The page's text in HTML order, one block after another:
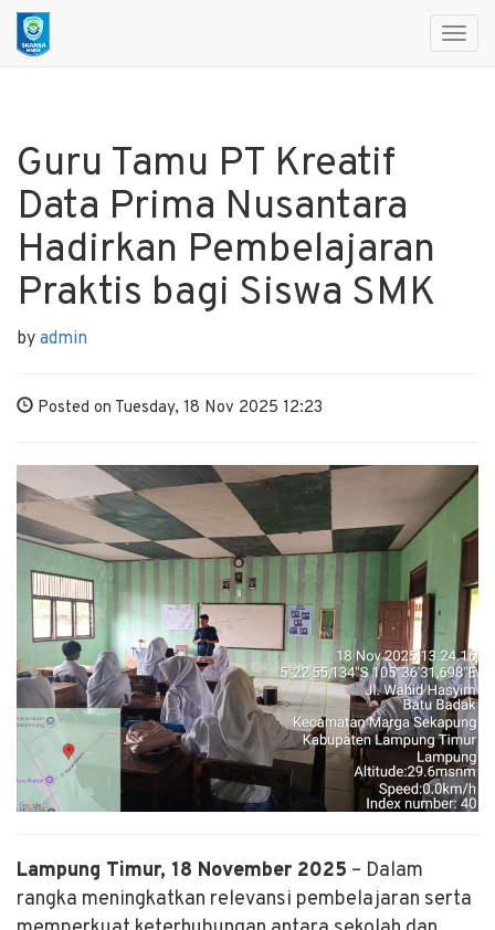
Guru Tamu PT Kreatif
Data Prima Nusantara
Hadirkan Pembelajaran
Praktis bagi Siswa SMK
by admin
Posted on Tuesday, 18 Nov 2025 12:23
Lampung Timur, 18 November 2025 – Dalam
rangka meningkatkan relevansi pembelajaran serta